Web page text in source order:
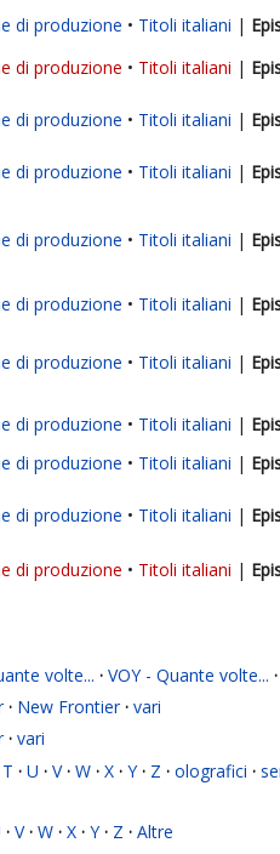
di produzione Titoli italiani |
di produzione Titoli italiani |
di produzione Titoli italiani |
di produzione Titoli italiani |
di produzione Titoli italiani |
di produzione Titoli italiani |
di produzione Titoli italiani |
di produzione Titoli italiani |
di produzione Titoli italiani |
di produzione Titoli italiani |
di produzione Titoli italiani |
volte... · VOY - Quante volte... ·
· New Frontier · vari
· vari
T · U · V · W · X · Y · Z · olografici ·
· V · W · X · Y · Z · Altre